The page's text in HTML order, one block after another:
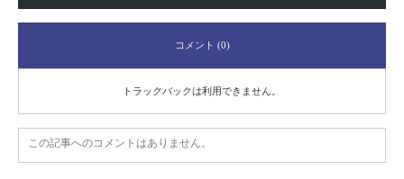
コメント (0)
トラックバックは利用できません。
この記事へのコメントはありません。